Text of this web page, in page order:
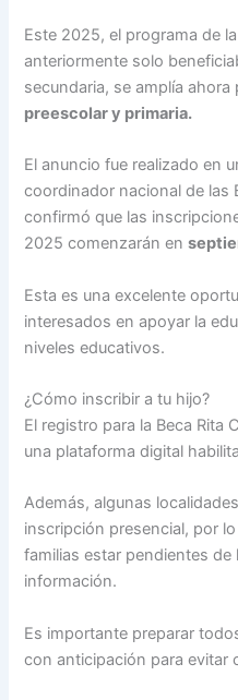
Este 2025, el programa de
anteriormente solo
secundaria, se amplía ahora
preescolar y primaria.
El anuncio fue realizado en
coordinador nacional de las
confirmó que las
2025 comenzarán en
Esta es una excelente
interesados en apoyar la
niveles educativos.
¿Cómo inscribir a tu hijo?
El registro para la Beca Rita
una plataforma digital
Además, algunas
inscripción presencial, por
familias estar pendientes
información.
Es importante preparar
con anticipación para evitar